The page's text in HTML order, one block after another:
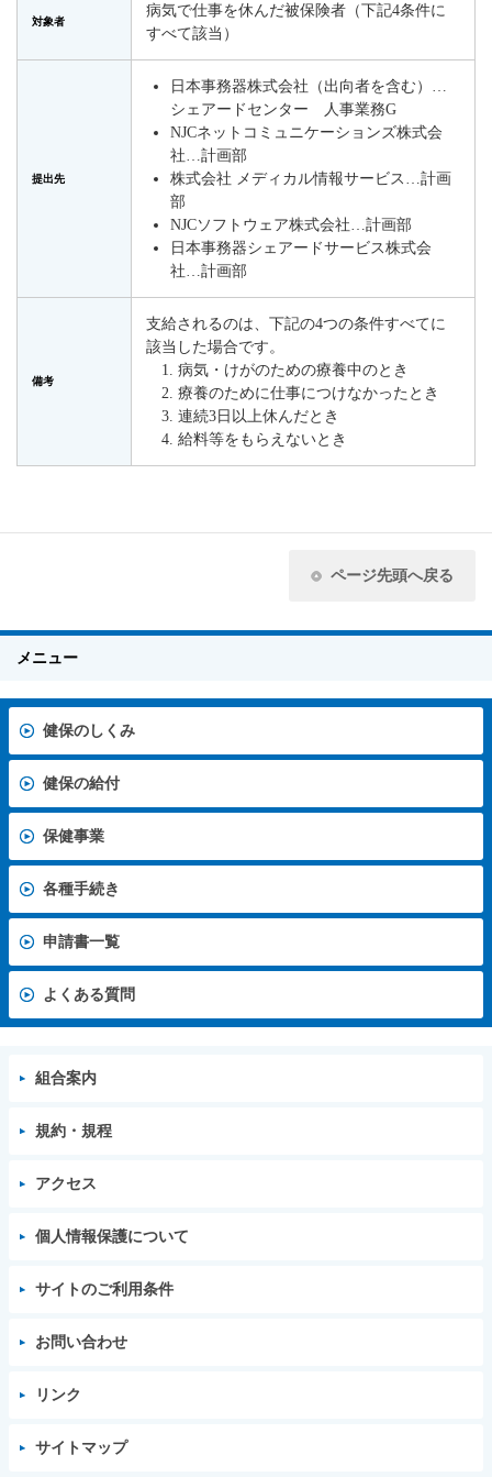
対象者
病気で仕事を休んだ被保険者（下記4条件に
すべて該当）
提出先
日本事務器株式会社（出向者を含む）…
シェアードセンター 人事業務G
NJCネットコミュニケーションズ株式会
社…計画部
株式会社 メディカル情報サービス…計画
部
NJCソフトウェア株式会社…計画部
日本事務器シェアードサービス株式会
社…計画部
備考
支給されるのは、下記の4つの条件すべてに
該当した場合です。
病気・けがのための療養中のとき
療養のために仕事につけなかったとき
連続3日以上休んだとき
給料等をもらえないとき
ページ先頭へ戻る
メニュー
健保のしくみ
健保の給付
保健事業
各種手続き
申請書一覧
よくある質問
組合案内
規約・規程
アクセス
個人情報保護について
サイトのご利用条件
お問い合わせ
リンク
サイトマップ